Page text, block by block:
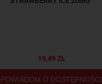
19,49 ZŁ
POWIADOM O DOSTĘPNOŚCI